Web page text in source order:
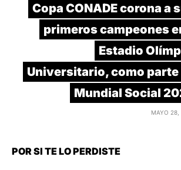
Copa CONADE corona a
primeros campeones
Estadio
Universitario, como parte
Mundial Social
MAYO
POR SI TE LO PERDISTE